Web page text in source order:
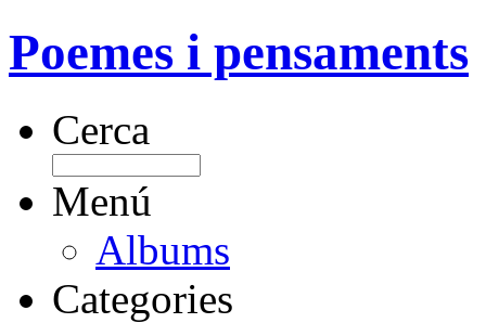
Poemes i pensaments
Cerca
Menú
Albums
Categories